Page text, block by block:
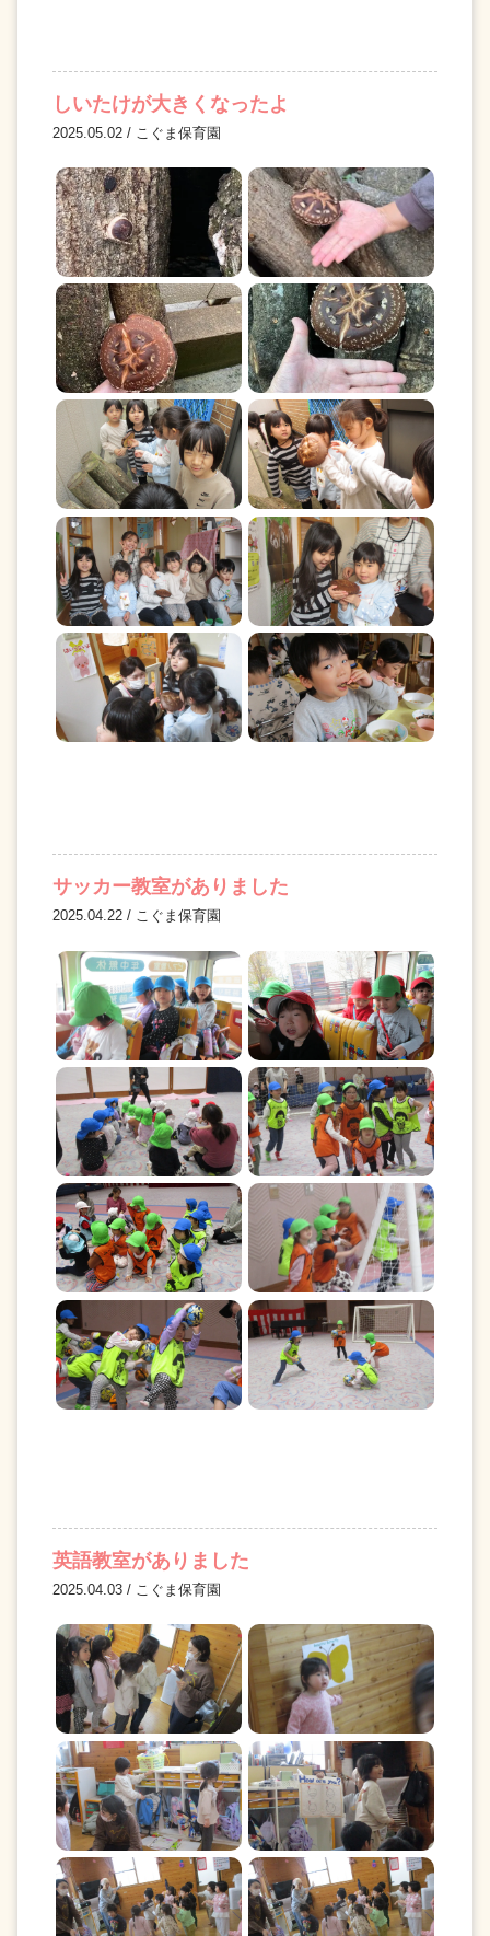
しいたけが大きくなったよ
2025.05.02 / こぐま保育園
サッカー教室がありました
2025.04.22 / こぐま保育園
英語教室がありました
2025.04.03 / こぐま保育園